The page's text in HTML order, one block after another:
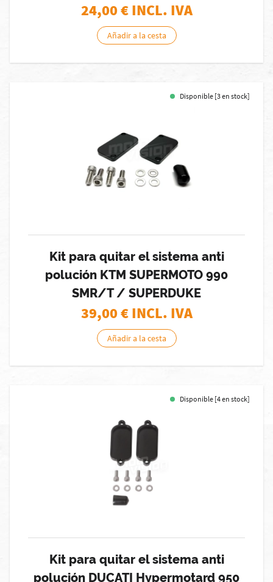
24,00€ INCL. IVA
Añadir a la cesta
Disponible [3 en stock]
Kit para quitar el sistema anti
polución KTM SUPERMOTO 990
SMR/T / SUPERDUKE
39,00€ INCL. IVA
Añadir a la cesta
Disponible [4 en stock]
Kit para quitar el sistema anti
polución DUCATI Hypermotard 950